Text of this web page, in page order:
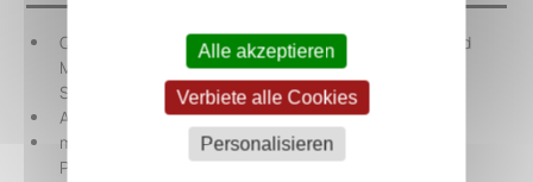
Alle akzeptieren
Verbiete alle Cookies
Personalisieren
QuickMount Pedal-Montageplatte für Ibanez TS und
Maxon Nine Series Effektpedale in der bekannten
Standard-Größe
Abstand der Montage-Löcher (B x T): 56 x 82 mm
montiert Effektpedale sicher auf RockBoard
Pedalboards